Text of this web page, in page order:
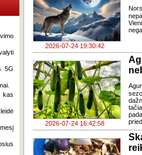
5G
kas
2026-07-24 19:30:42
2026-07-24 16:42:58